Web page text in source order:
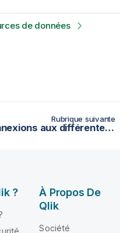
de données
Rubrique suivante
Créer des connexions aux différentes sources de données
?
À Propos De
Qlik
Société